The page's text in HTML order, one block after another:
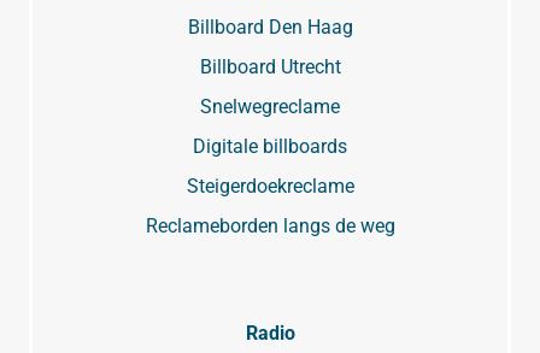
Billboard Den Haag
Billboard Utrecht
Snelwegreclame
Digitale billboards
Steigerdoekreclame
Reclameborden langs de weg
Radio